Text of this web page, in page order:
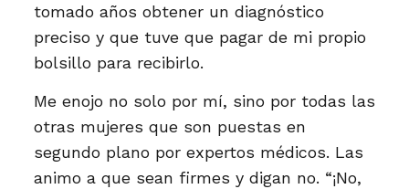
tomado años obtener un diagnóstico
preciso y que tuve que pagar de mi propio
bolsillo para recibirlo.
Me enojo no solo por mí, sino por todas las
otras mujeres que son puestas en
segundo plano por expertos médicos. Las
animo a que sean firmes y digan no. “¡No,